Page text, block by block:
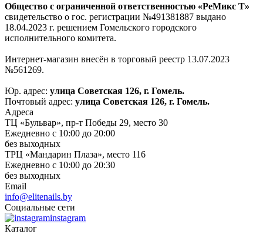
Общество с ограниченной ответственностью «РеМикс Т»
свидетельство о гос. регистрации №491381887 выдано
18.04.2023 г. решением Гомельского городского
исполнительного комитета.
Интернет-магазин внесён в торговый реестр 13.07.2023
№561269.
Юр. адрес: улица Советская 126, г. Гомель.
Почтовый адрес: улица Советская 126, г. Гомель.
Адреса
ТЦ «Бульвар», пр-т Победы 29, место 30
Ежедневно с 10:00 до 20:00
без выходных
ТРЦ «Мандарин Плаза», место 116
Ежедневно с 10:00 до 20:30
без выходных
Email
info@elitenails.by
Социальные сети
instagram
Каталог